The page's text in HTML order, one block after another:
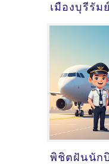
เมืองบุรีรัมย์
พิชิตฝันนัก